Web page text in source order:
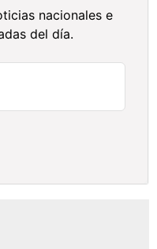
nacionales e
del día.